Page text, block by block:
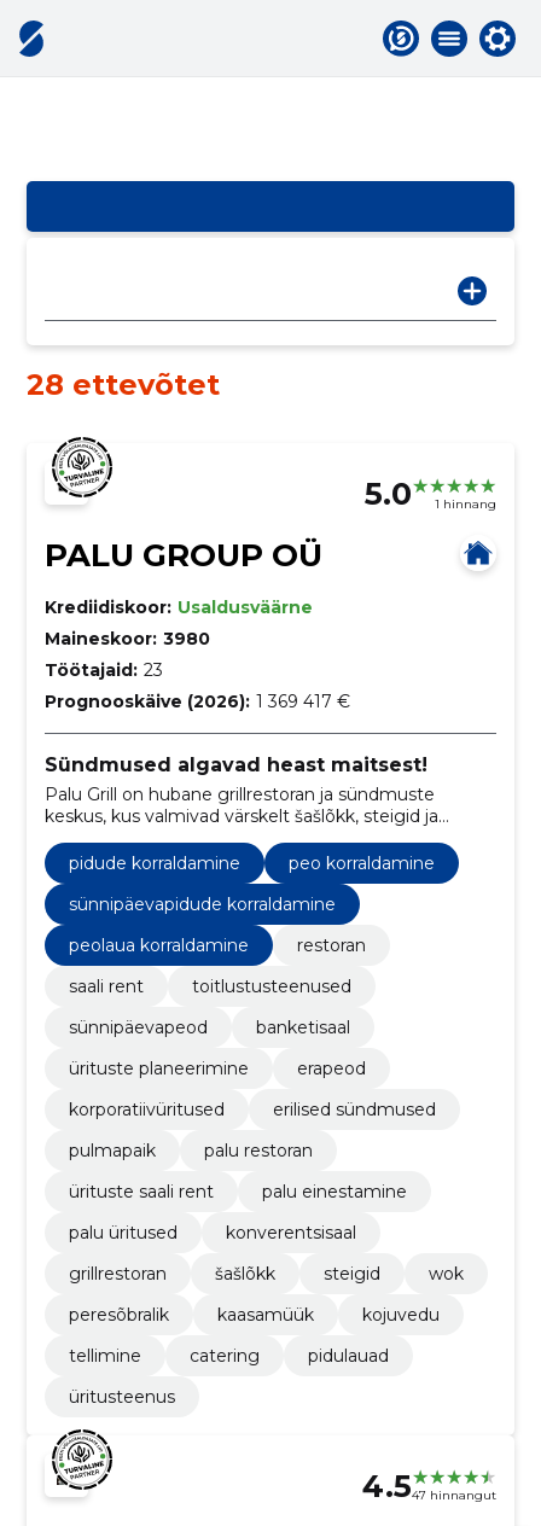
28 ettevõtet
5.0 1 hinnang
PALU GROUP OÜ
Krediidiskoor: Usaldusväärne
Maineskoor: 3980
Töötajaid: 23
Prognooskäive (2026): 1 369 417 €
Sündmused algavad heast maitsest!
Palu Grill on hubane grillrestoran ja sündmuste
keskus, kus valmivad värskelt šašlõkk, steigid ja
wokiroad.
pidude korraldamine
peo korraldamine
sünnipäevapidude korraldamine
peolaua korraldamine
restoran
saali rent
toitlustusteenused
sünnipäevapeod
banketisaal
ürituste planeerimine
erapeod
korporatiivüritused
erilised sündmused
pulmapaik
palu restoran
ürituste saali rent
palu einestamine
palu üritused
konverentsisaal
grillrestoran
šašlõkk steigid
wok
peresõbralik
kaasamüük
kojuvedu
tellimine
catering
pidulauad
üritusteenus
4.547 hinnangut